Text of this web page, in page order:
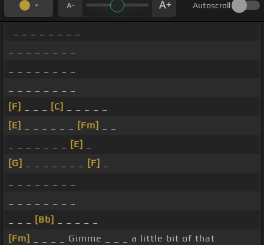
Autoscroll
[F]
[C]
[E]
[Fm]
[E]
[G]
[F]
[Bb]
[Fm]
_ _ _ _ Gimme _ _ _ a little bit of that